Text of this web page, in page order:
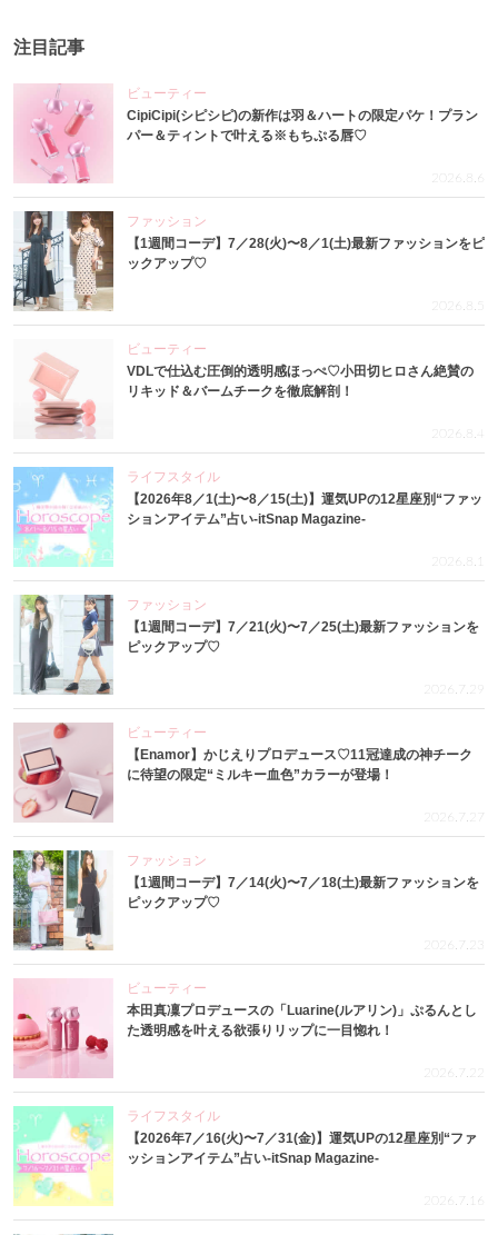
注目記事
ビューティー
CipiCipi(シピシピ)の新作は羽＆ハートの限定パケ！プラン
パー＆ティントで叶える※もちぷる唇♡
2026.8.6
ファッション
【1週間コーデ】7／28(火)〜8／1(土)最新ファッションをピ
ックアップ♡
2026.8.5
ビューティー
VDLで仕込む圧倒的透明感ほっぺ♡小田切ヒロさん絶賛の
リキッド＆バームチークを徹底解剖！
2026.8.4
ライフスタイル
【2026年8／1(土)〜8／15(土)】運気UPの12星座別“ファッ
ションアイテム”占い-itSnap Magazine-
2026.8.1
ファッション
【1週間コーデ】7／21(火)〜7／25(土)最新ファッションを
ピックアップ♡
2026.7.29
ビューティー
【Enamor】かじえりプロデュース♡11冠達成の神チーク
に待望の限定“ミルキー血色”カラーが登場！
2026.7.27
ファッション
【1週間コーデ】7／14(火)〜7／18(土)最新ファッションを
ピックアップ♡
2026.7.23
ビューティー
本田真凜プロデュースの「Luarine(ルアリン)」ぷるんとし
た透明感を叶える欲張りリップに一目惚れ！
2026.7.22
ライフスタイル
【2026年7／16(火)〜7／31(金)】運気UPの12星座別“ファ
ッションアイテム”占い-itSnap Magazine-
2026.7.16